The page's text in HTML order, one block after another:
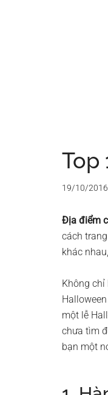
Top
19/10/2016
Địa điểm
cách
khác
Không
một lễ
chưa tìm
bạn một